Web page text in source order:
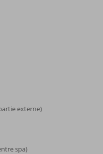
externe)
spa)